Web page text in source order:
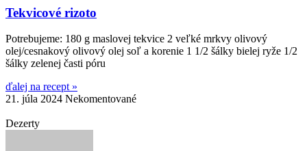
Tekvicové rizoto
Potrebujeme: 180 g maslovej tekvice 2 veľké mrkvy olivový
olej/cesnakový olivový olej soľ a korenie 1 1/2 šálky bielej ryže 1/2
šálky zelenej časti póru
ďalej na recept »
21. júla 2024 Nekomentované
Dezerty